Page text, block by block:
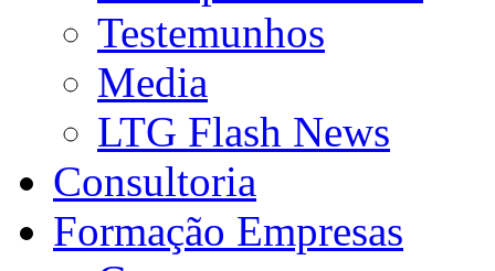
Testemunhos
Media
LTG Flash News
Consultoria
Formação Empresas